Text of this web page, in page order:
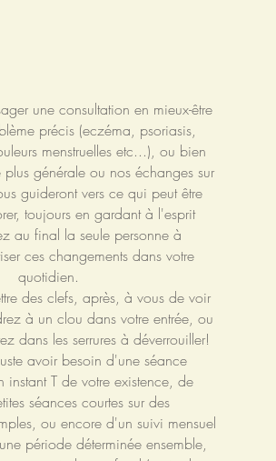
une consultation en mieux-être
précis (eczéma, psoriasis,
menstruelles etc...), ou bien
générale ou nos échanges sur
guideront vers ce qui peut être
toujours en gardant à l'esprit
au final la seule personne à
ces changements dans votre
quotidien.
des clefs, après, à vous de voir
à un clou dans votre entrée, ou
dans les serrures à déverrouiller!
avoir besoin d'une séance
instant T de votre existence, de
séances courtes sur des
ou encore d'un suivi mensuel
période déterminée ensemble,